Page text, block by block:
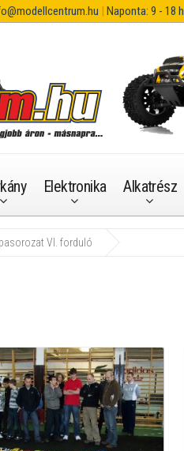
| Naponta: 9 - 18 h
Elektronika Alkatrész
VI. forduló